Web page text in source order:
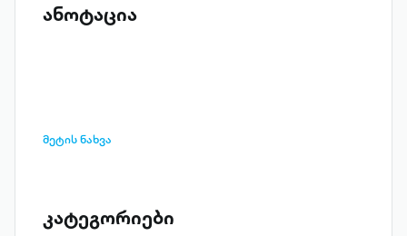
ანოტაცია
მეტის ნახვა
კატეგორიები